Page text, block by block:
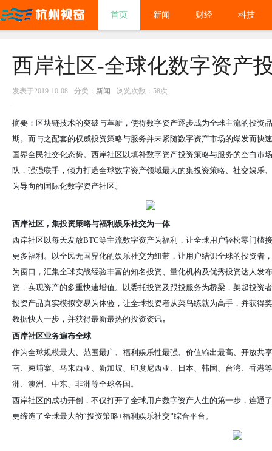
首页 新闻 财经 科技
西岸社区-全球化数字资产
发表于2019-10-08 分类： 新闻 浏览次数：58次
摘要： 区块链技术的突破与革新，使得数字资产逐步成为全球主流的投资
期。而与之配套的权威投资策略与服务并未紧随数字资产市场的爆发而
国界全民社交化态势。西岸社区以填补数字资产投资策略与服务的空白
队，强强联手，倾力打造全球数字资产领域最大的集投资策略、社交娱乐
为导向的国际化数字资产社区。
西岸社区，集投资策略与福利娱乐社交为一体
西岸社区以每天发放BTC等主流数字资产为福利，让全球用户轻松零门槛
更多福利 。以全民无国界化的娱乐社交为纽带，让用户结识全球的投资者
为窗口， 汇集全球实战经验丰富的知名投资、量化机构及优秀投资达人发
资，实现资产的多重快速增值。
以委托投资及跟投服务为桥梁，架起投资
投资产品真实模拟交易为体验，让全球投资者从菜鸟练就为高手，并获得
数据快人一步，并获得最新最热的投资资讯。
西岸社区业务遍布全球
作为全球规模最大、范围最广、福利娱乐性最强、价值输出最高、开放
南、柬埔寨、马来西亚、新加坡、印度尼西亚、日本、韩国、台湾、香
洲、澳洲、中东、非洲等全球各国。
西岸社区的成功开创，不仅打开了全球用户数字资产人生的第一步，连
更缔造了全球最大的“投资策略+福利娱乐社交”综合平台。